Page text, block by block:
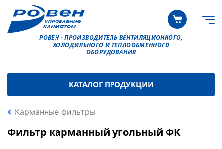
РОВЕН - ПРОИЗВОДИТЕЛЬ ВЕНТИЛЯЦИОННОГО,
ХОЛОДИЛЬНОГО И ТЕПЛООБМЕННОГО
ОБОРУДОВАНИЯ
КАТАЛОГ ПРОДУКЦИИ
Карманные фильтры
Фильтр карманный угольный ФК